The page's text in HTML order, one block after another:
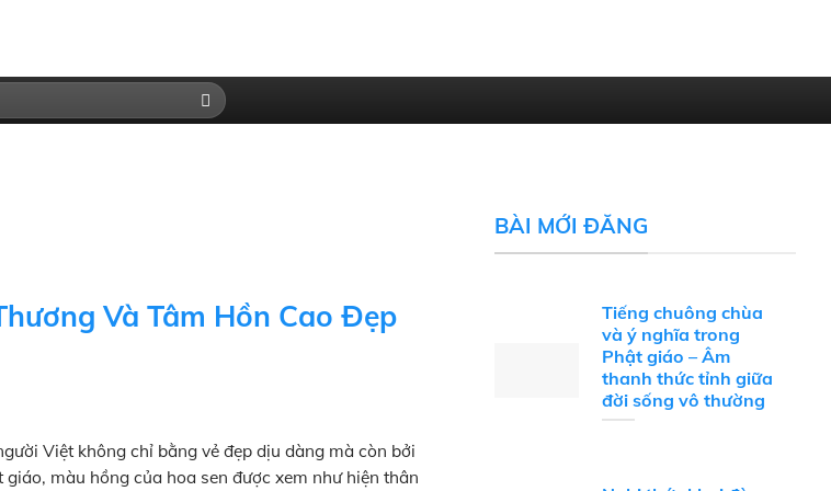
Và Tâm Hồn Cao Đẹp
Việt không chỉ bằng vẻ đẹp dịu dàng mà còn bởi
màu hồng của hoa sen được xem như hiện thân
BÀI MỚI ĐĂNG
Tiếng chuông chùa
và ý nghĩa trong
Phật giáo – Âm
thanh thức tỉnh giữa
đời sống vô thường